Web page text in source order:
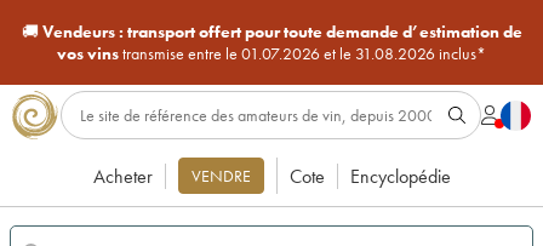
🚚Vendeurs : transport offert pour toute demande d’estimation de
vos vinstransmise entre le 01.07.2026 et le 31.08.2026 inclus*
Acheter VENDRE Cote Encyclopédie